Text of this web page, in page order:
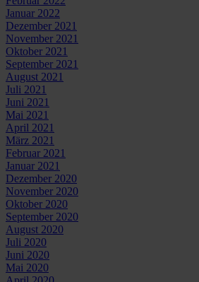
Januar 2022
Dezember 2021
November 2021
Oktober 2021
September 2021
August 2021
Juli 2021
Juni 2021
Mai 2021
April 2021
März 2021
Februar 2021
Januar 2021
Dezember 2020
November 2020
Oktober 2020
September 2020
August 2020
Juli 2020
Juni 2020
Mai 2020